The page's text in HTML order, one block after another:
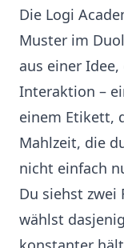
Die Logi
Muster im
aus einer
Interaktion –
einem Etikett,
Mahlzeit, die
nicht einfach
Du siehst zwei
wählst